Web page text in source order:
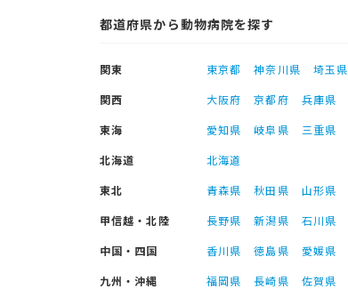
都道府県から動物病院を探す
関東 東京都 神奈川県 埼玉県
関西
大阪府 京都府 兵庫県
東海
愛知県 岐阜県 三重県
北海道
北海道
東北
青森県 秋田県 山形県
甲信越・北陸
長野県 新潟県 石川県
中国・四国
香川県 徳島県 愛媛県
九州・沖縄
福岡県 長崎県 佐賀県